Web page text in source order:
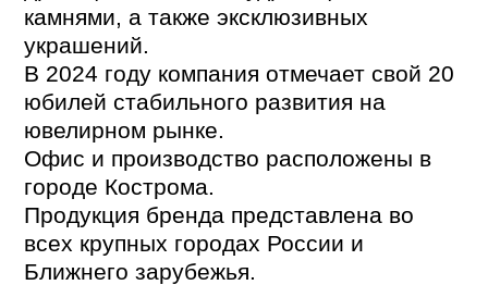
камнями, а также эксклюзивных
украшений.
В 2024 году компания отмечает свой 20
юбилей стабильного развития на
ювелирном рынке.
Офис и производство расположены в
городе Кострома.
Продукция бренда представлена во
всех крупных городах России и
Ближнего зарубежья.